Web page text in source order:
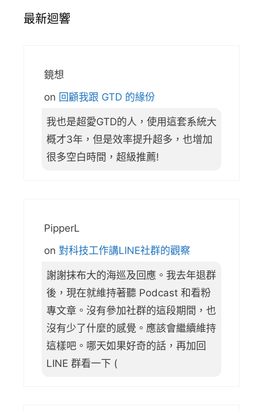
最新迴響
鏡想
on 回顧我跟 GTD 的緣份
我也是超愛GTD的人，使用這套系統大
概才3年，但是效率提升超多，也增加
很多空白時間，超級推薦!
PipperL
on 對科技工作講LINE社群的觀察
謝謝抹布大的海巡及回應。我去年退群
後，現在就維持著聽 Podcast 和看粉
專文章。沒有參加社群的這段期間，也
沒有少了什麼的感覺。應該會繼續維持
這樣吧。哪天如果好奇的話，再加回
LINE 群看一下 (